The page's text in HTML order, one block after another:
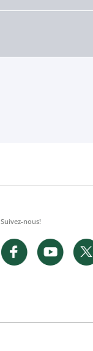
Suivez-nous!